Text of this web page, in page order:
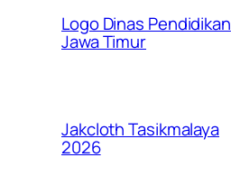
Logo Dinas Pendidikan
Jawa Timur
Jakcloth Tasikmalaya
2026